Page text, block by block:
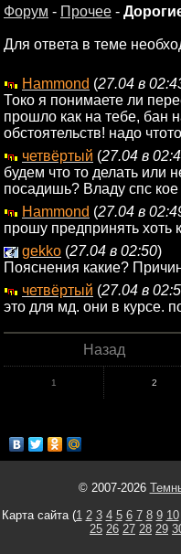
Форум - Прочее -
Для ответа в теме
Hammond (27.04 в
Токо я понимаете ли
прошло как на тебе, бан
обстоятельств! надо
четвёртый (27.04 в
будем что то делать или
посадишь? Владу спс кое
Hammond (27.04 в
прошу предпринять хоть
gekko (27.04 в 02:50)
Пояснения какие?
четвёртый (27.04 в
это для мд. они в курсе.
Назад
1 2
© 2007-2026
Карта сайта (1 2 3 4 5 6 7 8 9 10
25 26 27 28 29